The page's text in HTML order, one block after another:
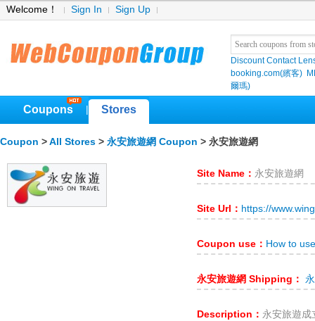
Welcome！ Sign In Sign Up
Discount Contact
booking.com(繽客)
爾瑪)
Coupons Stores
Coupon > All Stores > 永安旅遊網 Coupon > 永安旅遊網
Site Name： 永安旅遊網
Site Url： https://
Coupon use： How to
永安旅遊網 Shipping：
Description： 永安旅遊成